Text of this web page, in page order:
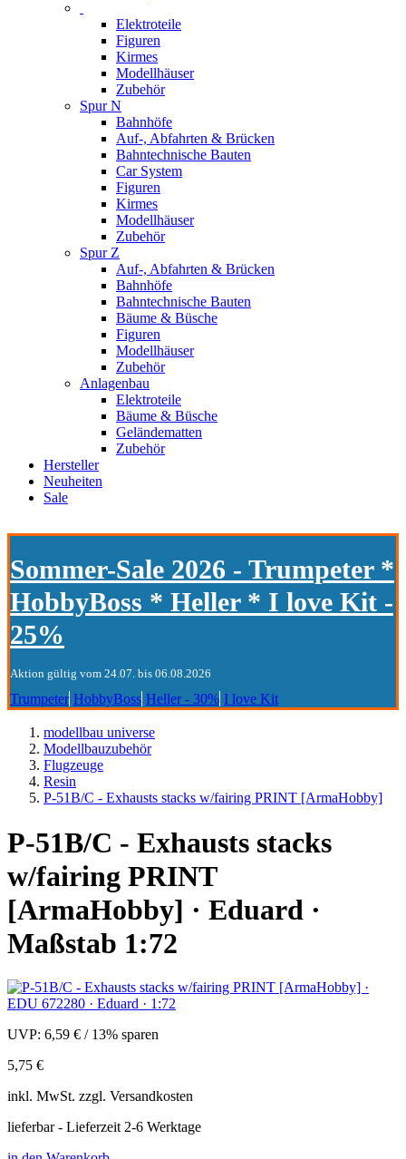
Elektroteile
Figuren
Kirmes
Modellhäuser
Zubehör
Spur N
Bahnhöfe
Auf-, Abfahrten & Brücken
Bahntechnische Bauten
Car System
Figuren
Kirmes
Modellhäuser
Zubehör
Spur Z
Auf-, Abfahrten & Brücken
Bahnhöfe
Bahntechnische Bauten
Bäume & Büsche
Figuren
Modellhäuser
Zubehör
Anlagenbau
Elektroteile
Bäume & Büsche
Geländematten
Zubehör
Hersteller
Neuheiten
Sale
Sommer-Sale 2026 - Trumpeter *
HobbyBoss * Heller * I love Kit -
25%
Aktion gültig vom 24.07. bis 06.08.2026
Trumpeter HobbyBoss Heller - 30% I love Kit
modellbau universe
Modellbauzubehör
Flugzeuge
Resin
P-51B/C - Exhausts stacks w/fairing PRINT [ArmaHobby]
P-51B/C - Exhausts stacks
w/fairing PRINT
[ArmaHobby] · Eduard ·
Maßstab 1:72
UVP: 6,59 € / 13% sparen
5,75 €
inkl. MwSt. zzgl. Versandkosten
lieferbar - Lieferzeit 2-6 Werktage